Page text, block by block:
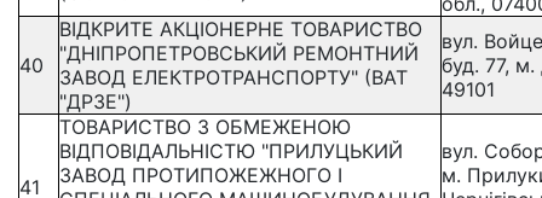
40
ВІДКРИТЕ АКЦІОНЕРНЕ ТОВАРИСТВО
"ДНІПРОПЕТРОВСЬКИЙ РЕМОНТНИЙ
ЗАВОД ЕЛЕКТРОТРАНСПОРТУ" (ВАТ
"ДРЗЕ")
вул.
буд. 77, м.
49101
41
ТОВАРИСТВО З ОБМЕЖЕНОЮ
ВІДПОВІДАЛЬНІСТЮ "ПРИЛУЦЬКИЙ
ЗАВОД ПРОТИПОЖЕЖНОГО І
вул.
м.